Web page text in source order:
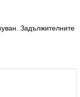
Задължителните